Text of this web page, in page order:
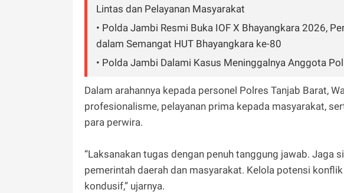
Lintas dan Pelayanan Masyarakat
• Polda Jambi Resmi Buka IOF X Bhayangkara 2026,
dalam Semangat HUT Bhayangkara ke-80
• Polda Jambi Dalami Kasus Meninggalnya Anggota
Dalam arahannya kepada personel Polres Tanjab Barat,
profesionalisme, pelayanan prima kepada masyarakat,
para perwira.
“Laksanakan tugas dengan penuh tanggung jawab. Jaga
pemerintah daerah dan masyarakat. Kelola potensi
kondusif,” ujarnya.